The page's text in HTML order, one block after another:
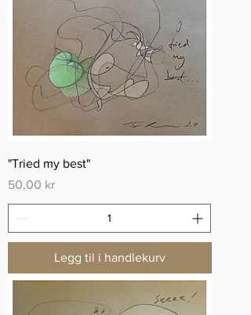
"Tried my best"
Pris
50,00 kr
Legg til i handlekurv